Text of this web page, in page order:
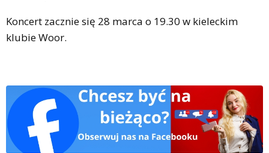
Koncert zacznie się 28 marca o 19.30 w kieleckim
klubie Woor.